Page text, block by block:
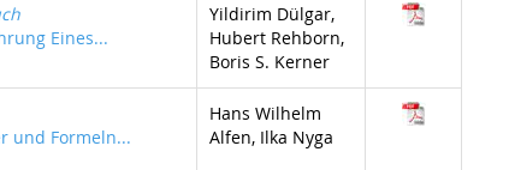
Eines...
Yildirim Dülgar,
Hubert Rehborn,
Boris S. Kerner
und Formeln...
Hans Wilhelm
Alfen, Ilka Nyga